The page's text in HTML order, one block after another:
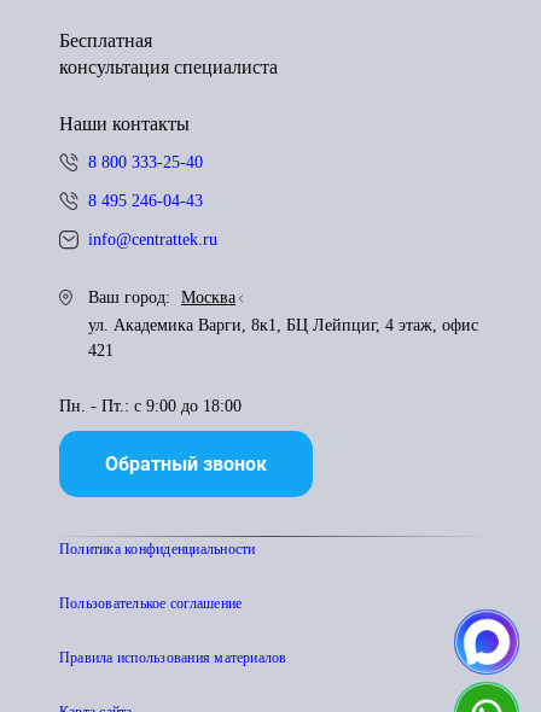
Бесплатная
консультация специалиста
Наши контакты
8 800 333-25-40
8 495 246-04-43
info@centrattek.ru
Ваш город:
Москва
ул. Академика Варги, 8к1, БЦ Лейпциг, 4 этаж, офис
421
Пн. - Пт.: с 9:00 до 18:00
Обратный звонок
Политика конфиденциальности
Пользователькое соглашение
Правила использования материалов